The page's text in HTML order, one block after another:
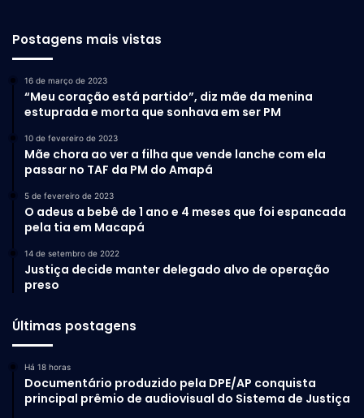
Postagens mais vistas
16 de março de 2023
“Meu coração está partido”, diz mãe da menina
estuprada e morta que sonhava em ser PM
10 de fevereiro de 2023
Mãe chora ao ver a filha que vende lanche com ela
passar no TAF da PM do Amapá
5 de fevereiro de 2023
O adeus a bebê de 1 ano e 4 meses que foi espancada
pela tia em Macapá
14 de setembro de 2022
Justiça decide manter delegado alvo de operação
preso
Últimas postagens
Há 18 horas
Documentário produzido pela DPE/AP conquista
principal prêmio de audiovisual do Sistema de Justiça